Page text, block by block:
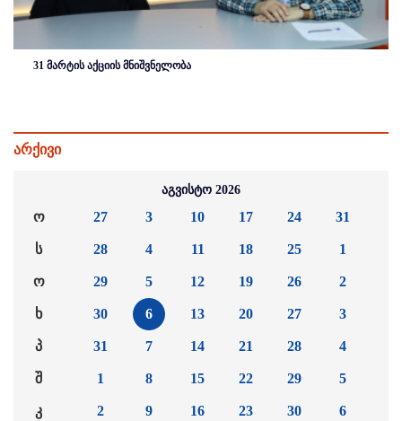
31 მარტის აქციის მნიშვნელობა
არქივი
აგვისტო 2026
ო
ს
ო
ხ
პ
შ
კ
27
28
29
30
31
1
2
3
4
5
6
7
8
9
10
11
12
13
14
15
16
17
18
19
20
21
22
23
24
25
26
27
28
29
30
31
1
2
3
4
5
6